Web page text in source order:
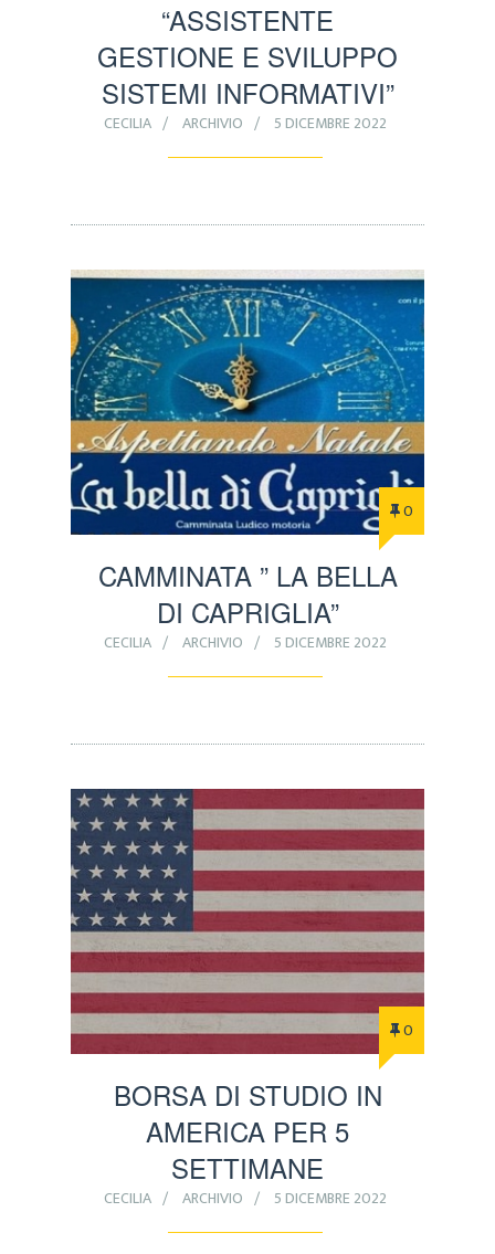
“ASSISTENTE
GESTIONE E SVILUPPO
SISTEMI INFORMATIVI”
CECILIA ARCHIVIO 5 DICEMBRE 2022
0
CAMMINATA ” LA BELLA
DI CAPRIGLIA”
CECILIA ARCHIVIO 5 DICEMBRE 2022
0
BORSA DI STUDIO IN
AMERICA PER 5
SETTIMANE
CECILIA ARCHIVIO 5 DICEMBRE 2022